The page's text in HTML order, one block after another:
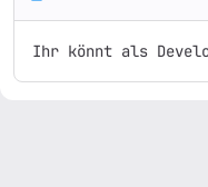
Ihr könnt als